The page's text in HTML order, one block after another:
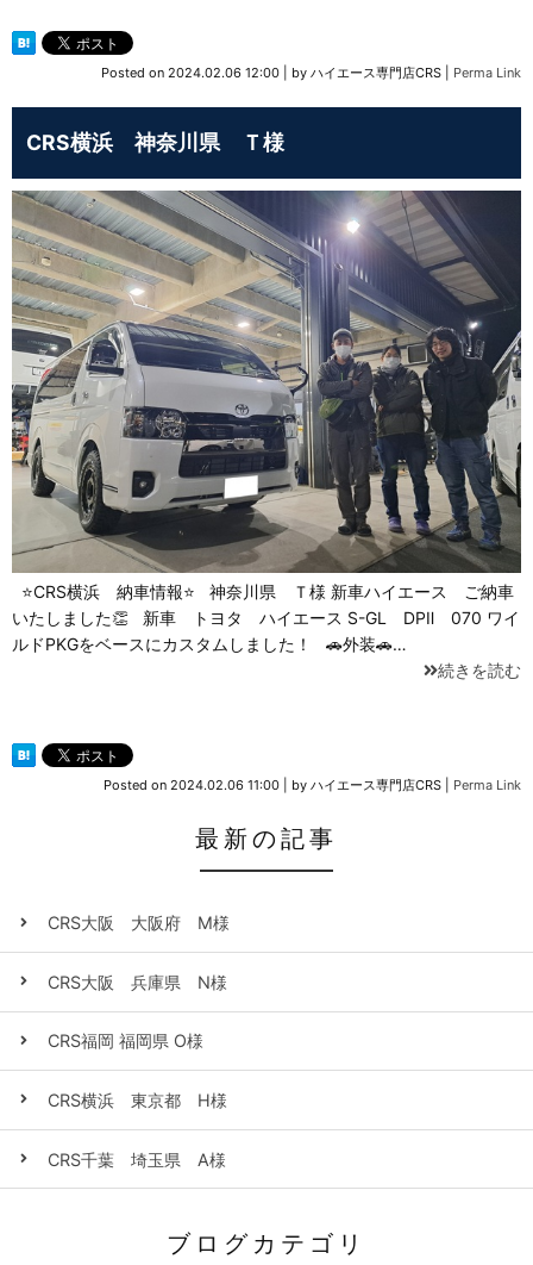
Posted on 2024.02.06 12:00 by ハイエース専門店CRS Perma Link
CRS横浜 神奈川県 Ｔ様
⭐CRS横浜 納車情報⭐ 神奈川県 Ｔ様 新車ハイエース ご納車
いたしました👏 新車 トヨタ ハイエース S-GL DPⅡ 070 ワイ
ルドPKGをベースにカスタムしました！ 🚗外装🚗…
続きを読む
Posted on 2024.02.06 11:00 by ハイエース専門店CRS Perma Link
最新の記事
CRS大阪 大阪府 M様
CRS大阪 兵庫県 N様
CRS福岡 福岡県 O様
CRS横浜 東京都 H様
CRS千葉 埼玉県 A様
ブログカテゴリ